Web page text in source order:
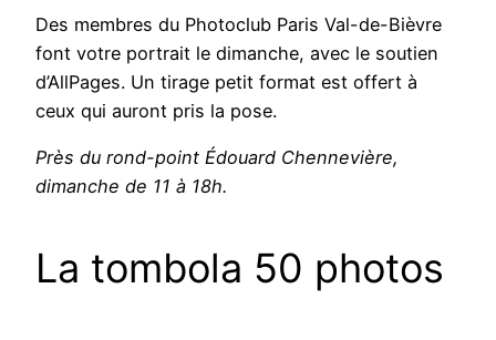
Des membres du Photoclub Paris Val-de-Bièvre
font votre portrait le dimanche, avec le soutien
d’AllPages. Un tirage petit format est offert à
ceux qui auront pris la pose.
Près du rond-point Édouard Chennevière,
dimanche de 11 à 18h.
La tombola 50 photos